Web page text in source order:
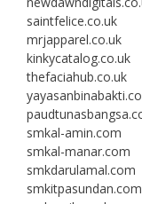
saintfelice.co.uk
mrjapparel.co.uk
kinkycatalog.co.uk
thefaciahub.co.uk
smkal-amin.com
smkal-manar.com
smkdarulamal.com
smkitpasundan.com